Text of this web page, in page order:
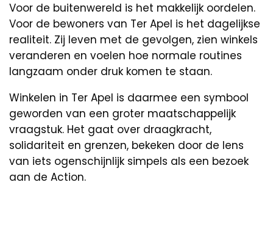
Voor de buitenwereld is het makkelijk oordelen.
Voor de bewoners van Ter Apel is het dagelijkse
realiteit. Zij leven met de gevolgen, zien winkels
veranderen en voelen hoe normale routines
langzaam onder druk komen te staan.
Winkelen in Ter Apel is daarmee een symbool
geworden van een groter maatschappelijk
vraagstuk. Het gaat over draagkracht,
solidariteit en grenzen, bekeken door de lens
van iets ogenschijnlijk simpels als een bezoek
aan de Action.